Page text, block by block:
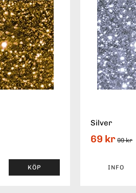
KÖP
Silver
69 kr 99 kr
INFO